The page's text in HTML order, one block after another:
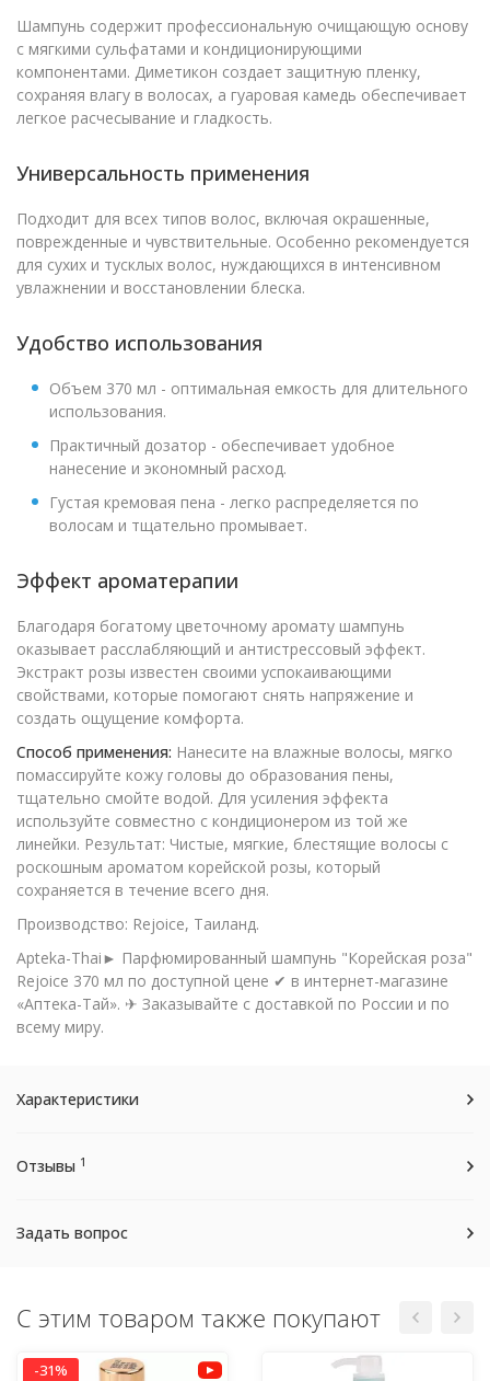
Шампунь содержит профессиональную очищающую основу
с мягкими сульфатами и кондиционирующими
компонентами. Диметикон создает защитную пленку,
сохраняя влагу в волосах, а гуаровая камедь обеспечивает
легкое расчесывание и гладкость.
Универсальность применения
Подходит для всех типов волос, включая окрашенные,
поврежденные и чувствительные. Особенно рекомендуется
для сухих и тусклых волос, нуждающихся в интенсивном
увлажнении и восстановлении блеска.
Удобство использования
Объем 370 мл - оптимальная емкость для длительного
использования.
Практичный дозатор - обеспечивает удобное
нанесение и экономный расход.
Густая кремовая пена - легко распределяется по
волосам и тщательно промывает.
Эффект ароматерапии
Благодаря богатому цветочному аромату шампунь
оказывает расслабляющий и антистрессовый эффект.
Экстракт розы известен своими успокаивающими
свойствами, которые помогают снять напряжение и
создать ощущение комфорта.
Способ применения: Нанесите на влажные волосы, мягко
помассируйте кожу головы до образования пены,
тщательно смойте водой. Для усиления эффекта
используйте совместно с кондиционером из той же
линейки. Результат: Чистые, мягкие, блестящие волосы с
роскошным ароматом корейской розы, который
сохраняется в течение всего дня.
Производство: Rejoice, Таиланд.
Apteka-Thai► Парфюмированный шампунь "Корейская роза"
Rejoice 370 мл по доступной цене ✔ в интернет-магазине
«Аптека-Тай». ✈ Заказывайте с доставкой по России и по
всему миру.
Характеристики
Отзывы 1
Задать вопрос
С этим товаром также покупают
-31%